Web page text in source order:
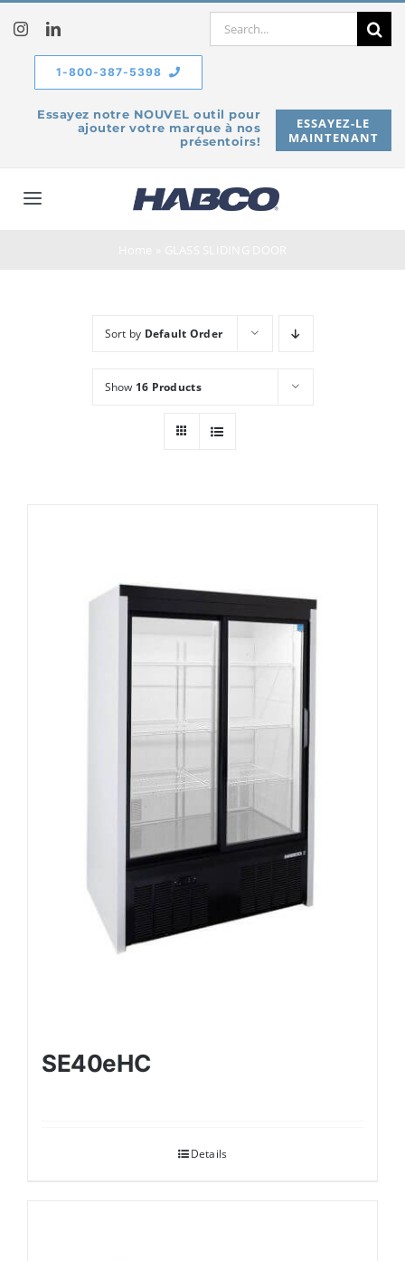
content
Search
Essayez notre NOUVEL outil pour
ajouter votre marque à nos
présentoirs!
ESSAYEZ-LE
MAINTENANT
1-800-387-5398
Toggle
Sort by Default Order
Show 16 Products
SE40eHC
Details